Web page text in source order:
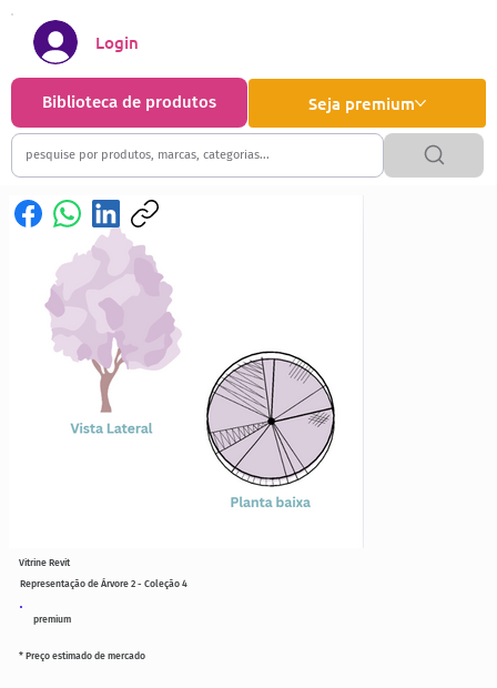
Seja premium
Biblioteca de produtos
Login
premium
Representação de Árvore 2 - Coleção 4
* Preço estimado de mercado
Vitrine Revit